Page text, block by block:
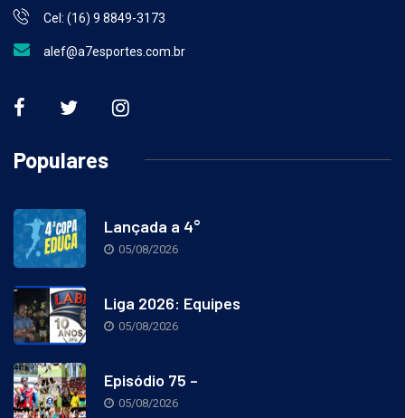
Cel: (16) 9 8849-3173
alef@a7esportes.com.br
Populares
Lançada a 4°
05/08/2026
Liga 2026: Equipes
05/08/2026
Episódio 75 –
05/08/2026